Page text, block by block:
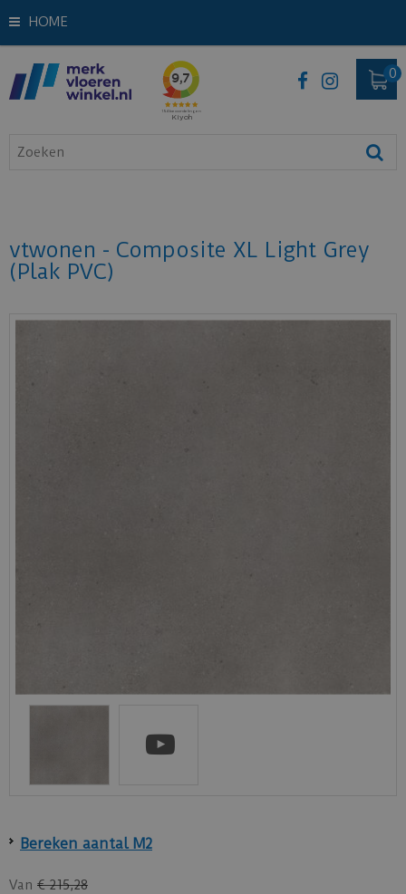
HOME
vtwonen - Composite XL Light Grey
(Plak PVC)
Bereken aantal M2
Van € 215,28